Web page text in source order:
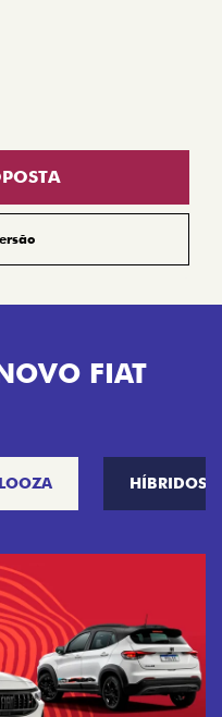
FIAT
HÍBRIDOS